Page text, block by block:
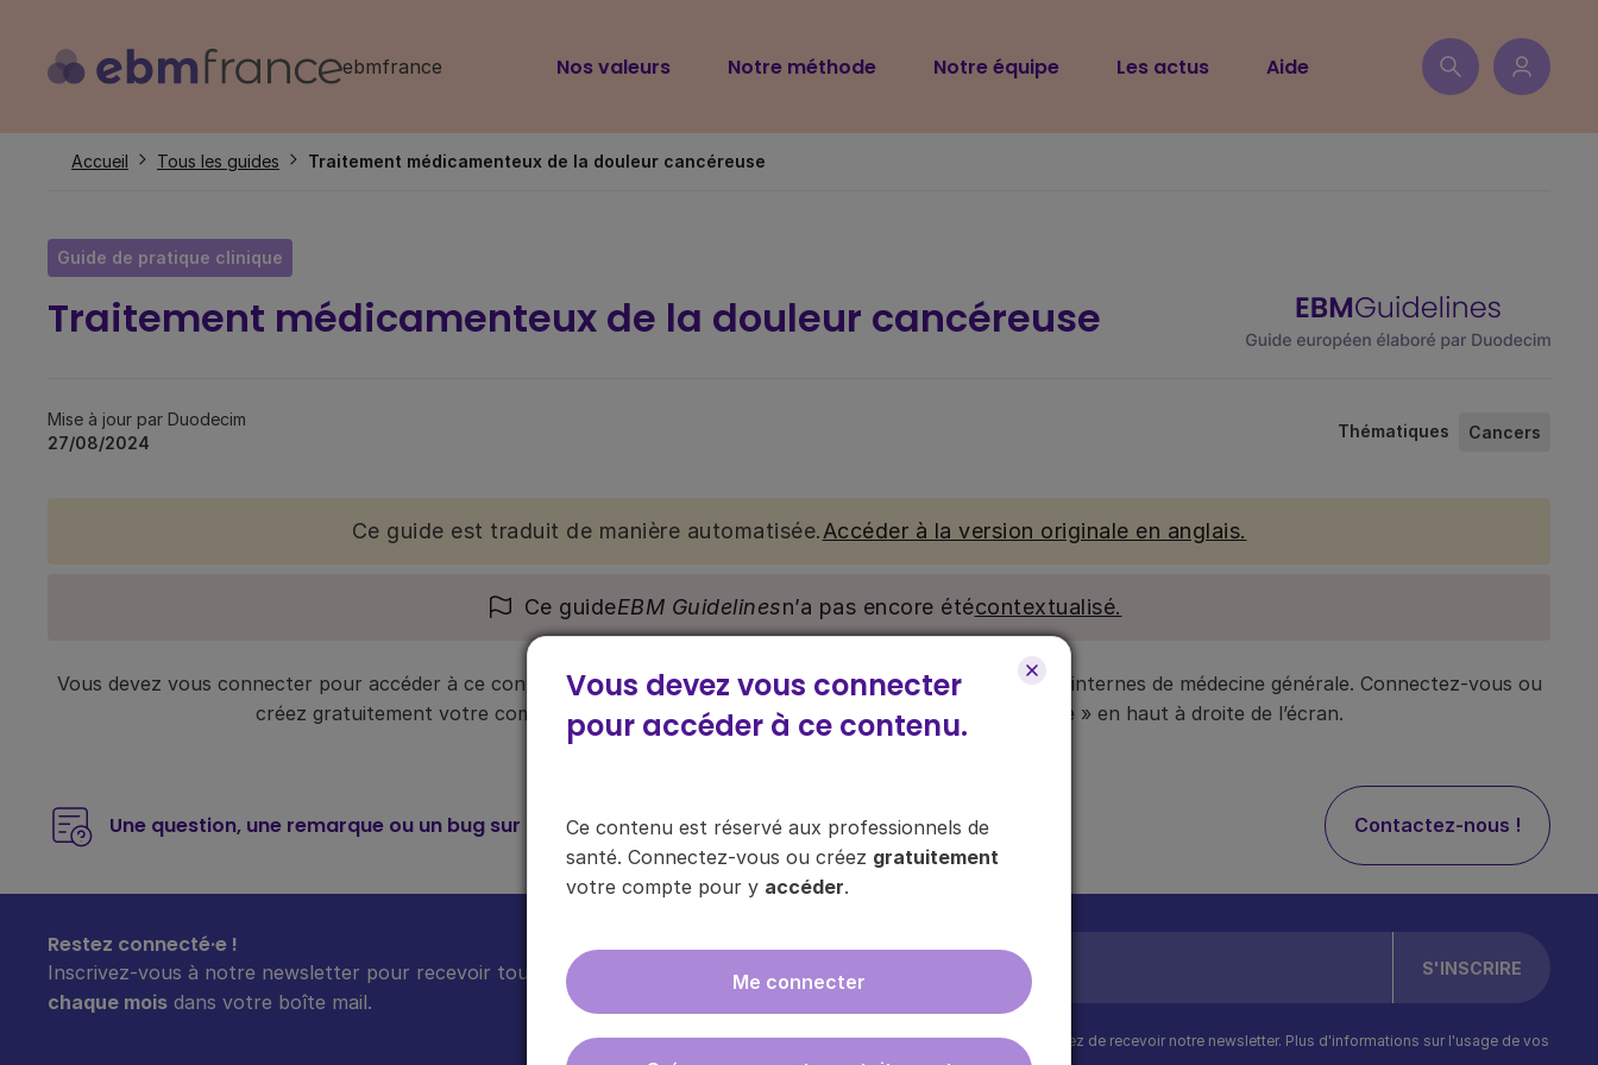
contenu
ebmfrance
Navigation
Nos valeurs Notre méthode Notre équipe Les actus Aide
Vous devez vous connecter
pour accéder à ce contenu.
Ce contenu est réservé aux professionnels de
santé. Connectez-vous ou créez gratuitement
votre compte pour y accéder.
Me connecter
Fil
Accueil Tous les guides Traitement médicamenteux de la douleur cancéreuse
Guide de pratique clinique
Traitement médicamenteux de la douleur cancéreuse
Mise à jour par Duodecim
27/08/2024
Thématiques Cancers
Ce guide est traduit de manière automatisée.Accéder à la version originale en anglais.
Ce guideEBM Guidelinesn’a pas encore étécontextualisé.
Vous devez vous connecter pour accéder à ce contenu. Ce contenu est réservé aux médecins généralistes et internes de médecine générale. Connectez-vous ou
créez gratuitement votre compte pour y accéder, via le bouton « Se connecter/s’inscrire » en haut à droite de l’écran.
Une question, une remarque ou un bug sur ce contenu ? Contactez-nous !
Restez connecté·e !
Inscrivez-vous à notre newsletter pour recevoir toutes les infos sur nos guides
chaque mois dans votre boîte mail.
En cliquant sur "s'inscrire", vous acceptez de recevoir notre newsletter. Plus d'informations sur l'usage de vos
donnéesici .